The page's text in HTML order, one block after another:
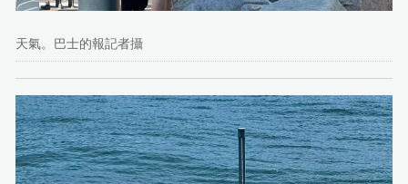
天氣。巴士的報記者攝